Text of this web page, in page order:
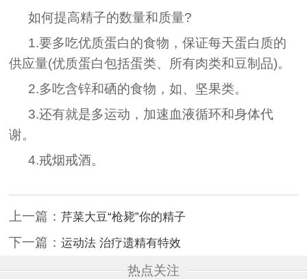
如何提高精子的数量和质量?
1.要多吃优质蛋白的食物，保证每天蛋白质的
供应量(优质蛋白包括蛋类、所有肉类和豆制品)。
2.多吃含锌和硒的食物，如、坚果类。
3.还有就是多运动，加速血液循环和身体代
谢。
4.戒烟戒酒。
上一篇：芹菜大豆“枪毙”你的精子
下一篇：运动法 治疗遗精有特效
热点关注